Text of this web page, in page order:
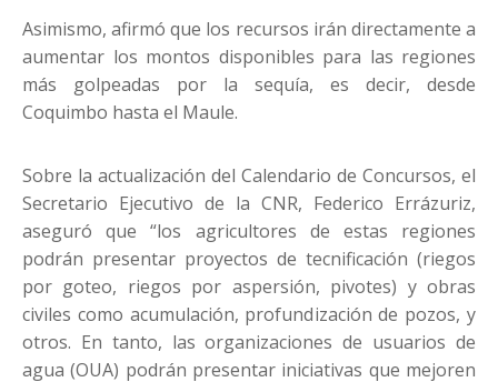
Asimismo, afirmó que los recursos irán directamente a
aumentar los montos disponibles para las regiones
más golpeadas por la sequía, es decir, desde
Coquimbo hasta el Maule.
Sobre la actualización del Calendario de Concursos, el
Secretario Ejecutivo de la CNR, Federico Errázuriz,
aseguró que “los agricultores de estas regiones
podrán presentar proyectos de tecnificación (riegos
por goteo, riegos por aspersión, pivotes) y obras
civiles como acumulación, profundización de pozos, y
otros. En tanto, las organizaciones de usuarios de
agua (OUA) podrán presentar iniciativas que mejoren